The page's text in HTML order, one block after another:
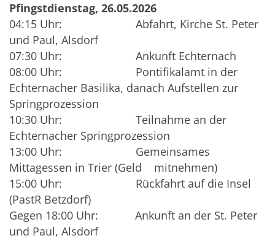
Pfingstdienstag, 26.05.2026
04:15 Uhr: Abfahrt, Kirche St. Peter
und Paul, Alsdorf
07:30 Uhr: Ankunft Echternach
08:00 Uhr: Pontifikalamt in der
Echternacher Basilika, danach Aufstellen zur
Springprozession
10:30 Uhr: Teilnahme an der
Echternacher Springprozession
13:00 Uhr: Gemeinsames
Mittagessen in Trier (Geld mitnehmen)
15:00 Uhr: Rückfahrt auf die Insel
(PastR Betzdorf)
Gegen 18:00 Uhr: Ankunft an der St. Peter
und Paul, Alsdorf